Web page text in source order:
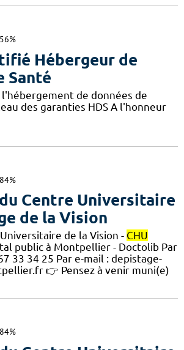
56%
Hébergeur de
Santé
de données de
des garanties HDS A l'honneur
84%
Centre Universitaire
de la Vision
de la Vision - CHU
public à Montpellier - Doctolib Par
33 34 25 Par e-mail : depistage-
👉 Pensez à venir muni(e)
84%